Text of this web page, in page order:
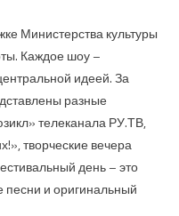
Министерства культуры
Каждое шоу –
идеей. За
разные
телеканала РУ.ТВ,
творческие вечера
день – это
и оригинальный